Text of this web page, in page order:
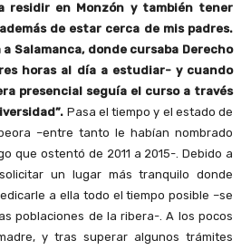
residir en Monzón y también tener
de estar cerca de mis padres.
a Salamanca, donde cursaba Derecho
horas al día a estudiar- y cuando
presencial seguía el curso a través
Pasa el tiempo y el estado de
–entre tanto le habían nombrado
que ostentó de 2011 a 2015-. Debido a
un lugar más tranquilo donde
a ella todo el tiempo posible –se
poblaciones de la ribera-. A los pocos
y tras superar algunos trámites